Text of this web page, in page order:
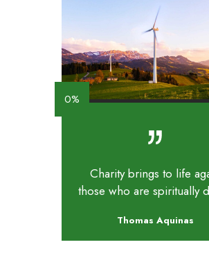
0%
Charity brings to life
those who are spiritually
Thomas Aquinas